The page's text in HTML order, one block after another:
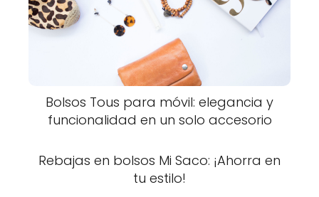
Bolsos Tous para móvil: elegancia y
funcionalidad en un solo accesorio
Rebajas en bolsos Mi Saco: ¡Ahorra en
tu estilo!